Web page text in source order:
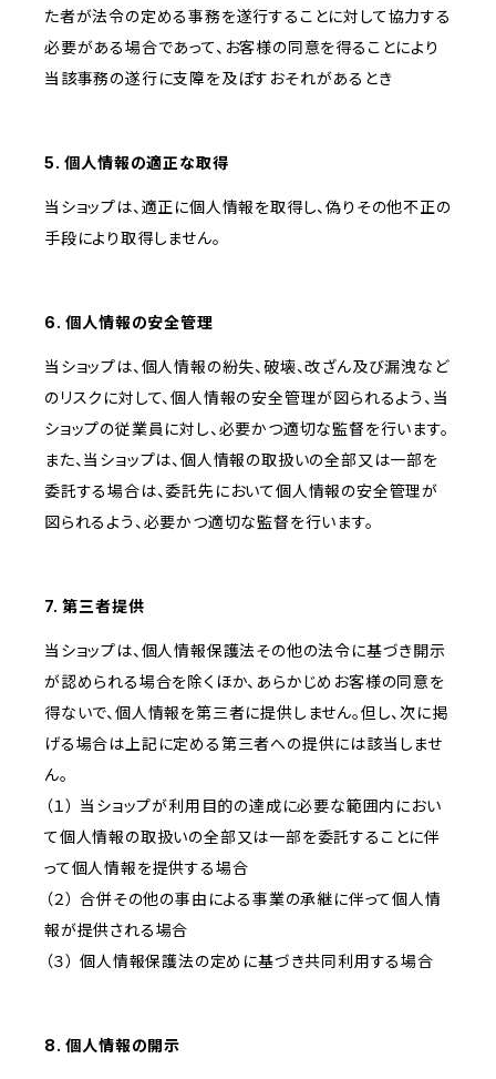
た者が法令の定める事務を遂行することに対して協力する
必要がある場合であって、お客様の同意を得ることにより
当該事務の遂行に支障を及ぼすおそれがあるとき
5. 個人情報の適正な取得
当ショップは、適正に個人情報を取得し、偽りその他不正の
手段により取得しません。
6. 個人情報の安全管理
当ショップは、個人情報の紛失、破壊、改ざん及び漏洩など
のリスクに対して、個人情報の安全管理が図られるよう、当
ショップの従業員に対し、必要かつ適切な監督を行います。
また、当ショップは、個人情報の取扱いの全部又は一部を
委託する場合は、委託先において個人情報の安全管理が
図られるよう、必要かつ適切な監督を行います。
7. 第三者提供
当ショップは、個人情報保護法その他の法令に基づき開示
が認められる場合を除くほか、あらかじめお客様の同意を
得ないで、個人情報を第三者に提供しません。但し、次に掲
げる場合は上記に定める第三者への提供には該当しませ
ん。
（１） 当ショップが利用目的の達成に必要な範囲内におい
て個人情報の取扱いの全部又は一部を委託することに伴
って個人情報を提供する場合
（２） 合併その他の事由による事業の承継に伴って個人情
報が提供される場合
（３） 個人情報保護法の定めに基づき共同利用する場合
8. 個人情報の開示